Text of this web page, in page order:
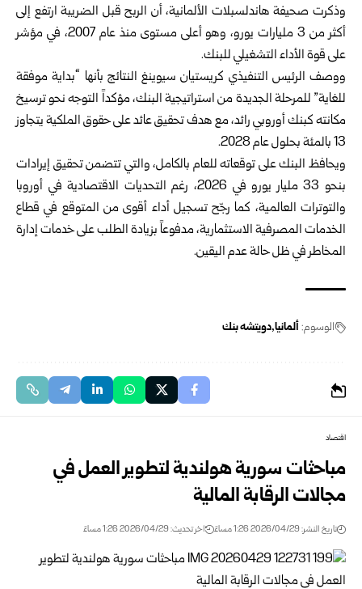
وذكرت صحيفة هاندلسبلات الألمانية، أن الربح قبل الضريبة ارتفع إلى
أكثر من 3 مليارات يورو، وهو أعلى مستوى منذ عام 2007، في مؤشر
على قوة الأداء التشغيلي للبنك.
ووصف الرئيس التنفيذي كريستيان سيوينغ النتائج بأنها “بداية موفقة
للغاية” للمرحلة الجديدة من استراتيجية البنك، مؤكداً التوجه نحو ترسيخ
مكانته كبنك أوروبي رائد، مع هدف تحقيق عائد على حقوق الملكية يتجاوز
13 بالمئة بحلول عام 2028.
ويحافظ البنك على توقعاته للعام بالكامل، والتي تتضمن تحقيق إيرادات
بنحو 33 مليار يورو في 2026، رغم التحديات الاقتصادية في أوروبا
والتوترات العالمية، كما رجّح تسجيل أداء أقوى من المتوقع في قطاع
الخدمات المصرفية الاستثمارية، مدفوعاً بزيادة الطلب على خدمات إدارة
المخاطر في ظل حالة عدم اليقين.
الوسوم: ألمانيا دويتشه بنك
اقتصاد
مباحثات سورية هولندية لتطوير العمل في
مجالات الرقابة المالية
تاريخ النشر: 2026/04/29 1:26 مساءً اخر تحديث: 2026/04/29 1:26 مساءً